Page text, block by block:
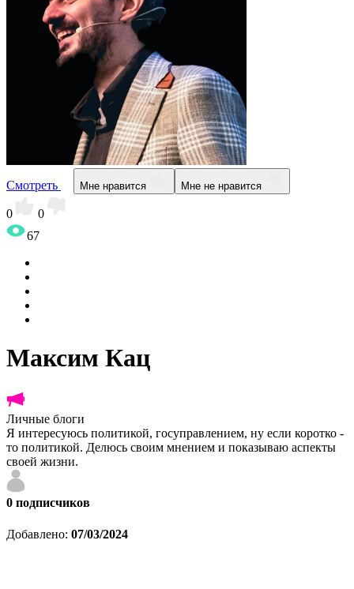
Смотреть Мне нравится Мне не нравится
0
0
67
Максим Кац
Личные блоги
Я интересуюсь политикой, госуправлением, ну если коротко -
то политикой. Делюсь своим мнением и показываю аспекты
своей жизни.
0 подписчиков
Добавлено: 07/03/2024